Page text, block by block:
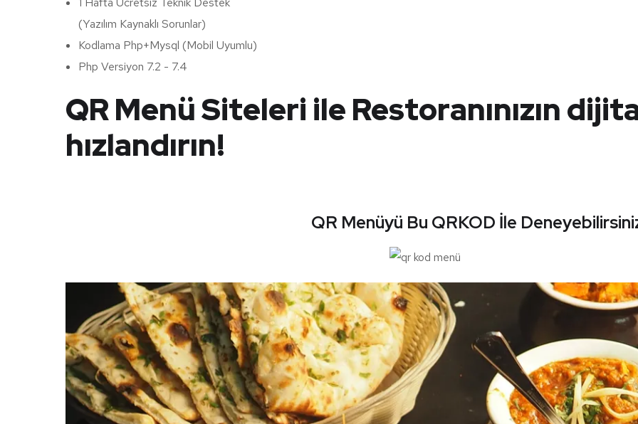
(Yazılım Kaynaklı Sorunlar)
Kodlama Php+Mysql (Mobil Uyumlu)
Php Versiyon 7.2 - 7.4
QR Menü Siteleri ile Restoranınızın
hızlandırın!
QR Menüyü Bu QRKOD İle